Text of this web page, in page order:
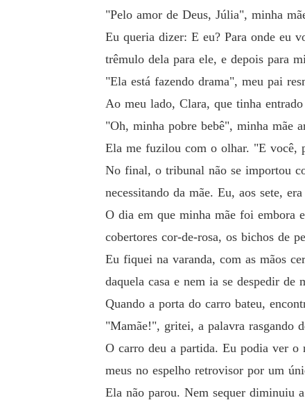
"Pelo amor de Deus, Júlia", minha
Eu queria dizer: E eu? Para onde eu
trêmulo dela para ele, e depois para
"Ela está fazendo drama", meu pai
Ao meu lado, Clara, que tinha
"Oh, minha pobre bebê", minha mãe
Ela me fuzilou com o olhar. "E você,
No final, o tribunal não se importou
necessitando da mãe. Eu, aos sete,
O dia em que minha mãe foi embora
cobertores cor-de-rosa, os bichos de
Eu fiquei na varanda, com as mãos
daquela casa e nem ia se despedir de
Quando a porta do carro bateu,
"Mamãe!", gritei, a palavra rasgando
O carro deu a partida. Eu podia ver o
meus no espelho retrovisor por um
Ela não parou. Nem sequer diminuiu